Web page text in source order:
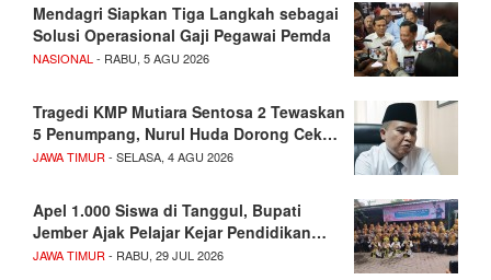
Mendagri Siapkan Tiga Langkah sebagai
Solusi Operasional Gaji Pegawai Pemda
NASIONAL - RABU, 5 AGU 2026
Tragedi KMP Mutiara Sentosa 2 Tewaskan
5 Penumpang, Nurul Huda Dorong Cek…
JAWA TIMUR - SELASA, 4 AGU 2026
Apel 1.000 Siswa di Tanggul, Bupati
Jember Ajak Pelajar Kejar Pendidikan…
JAWA TIMUR - RABU, 29 JUL 2026